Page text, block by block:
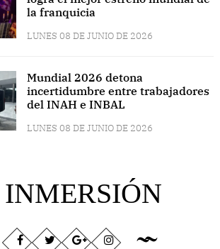
la franquicia
LUNES 08 DE JUNIO DE 2026
Mundial 2026 detona
incertidumbre entre trabajadores
del INAH e INBAL
LUNES 08 DE JUNIO DE 2026